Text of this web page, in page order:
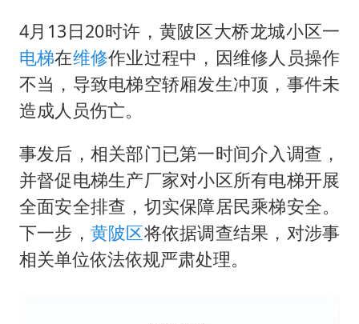
男子杀人后逃进深山21年活得像野人
“空调24小时开着更省电”不实
“中国蔬菜之乡”最高温达41.8℃
如何把百年大党建设得更加坚强有力？
4月13日20时许，黄陂区大桥龙城小区一
电梯在维修作业过程中，因维修人员操作
不当，导致电梯空轿厢发生冲顶，事件未
造成人员伤亡。
事发后，相关部门已第一时间介入调查，
并督促电梯生产厂家对小区所有电梯开展
全面安全排查，切实保障居民乘梯安全。
下一步， 黄陂区将依据调查结果，对涉事
相关单位依法依规严肃处理。